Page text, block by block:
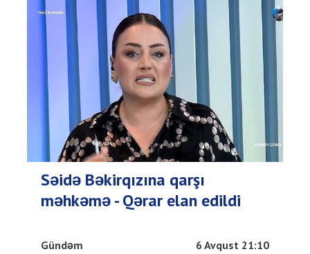
Səidə Bəkirqızına qarşı
məhkəmə - Qərar elan edildi
Gündəm 6 Avqust 21:10